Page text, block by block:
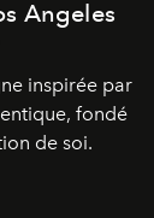
Angeles
inspirée par
fondé
de soi.